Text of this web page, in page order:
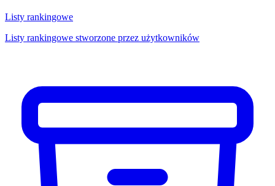
Listy rankingowe
Listy rankingowe stworzone przez użytkowników